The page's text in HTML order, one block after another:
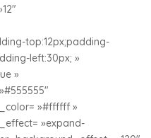
top:12px;padding-
left:30px; »
»
»#ffffff »
»expand-